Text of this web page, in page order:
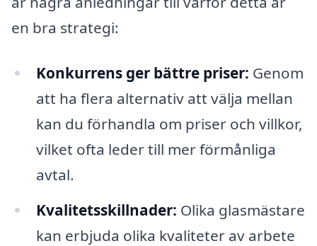
en bra strategi:
Konkurrens ger bättre priser: Genom
att ha flera alternativ att välja mellan
kan du förhandla om priser och villkor,
vilket ofta leder till mer förmånliga
avtal.
Kvalitetsskillnader: Olika glasmästare
kan erbjuda olika kvaliteter av arbete